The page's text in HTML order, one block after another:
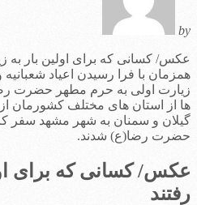
by
عکس/ کسانی که برای اولین بار به
زیارت اولی به حرم مطهر حضرت
‌ها از استان های مختلف کشورمان از
گیلان و سمنان به شهر مشهد سفر
حضرت رضا(ع) شدند.
عکس/ کسانی که برای
رفتند